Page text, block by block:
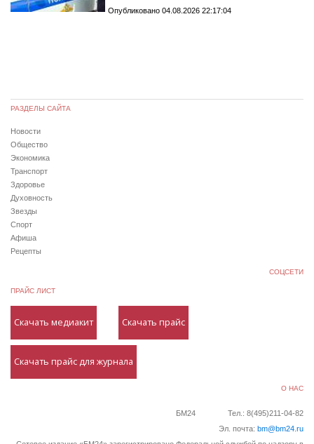
Опубликовано 04.08.2026 22:17:04
РАЗДЕЛЫ САЙТА
Новости
Общество
Экономика
Транспорт
Здоровье
Духовность
Звезды
Спорт
Афиша
Рецепты
СОЦСЕТИ
ПРАЙС ЛИСТ
Скачать медиакит Скачать прайс
Скачать прайс для журнала
О НАС
БМ24
Тел.: 8(495)211-04-82
Эл. почта: bm@bm24.ru